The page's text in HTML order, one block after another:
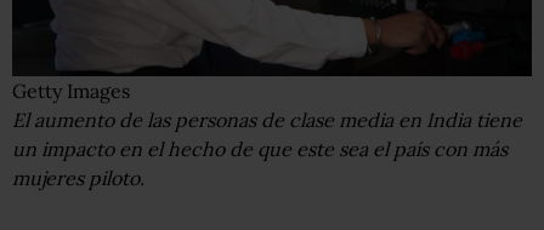
Getty Images
El aumento de las personas de clase media en India tiene
un impacto en el hecho de que este sea el país con más
mujeres piloto.